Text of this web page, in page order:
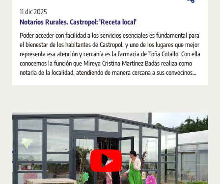
11 dic 2025
Notarios Rurales. Castropol: 'Receta local'
Poder acceder con facilidad a los servicios esenciales es fundamental para
el bienestar de los habitantes de Castropol, y uno de los lugares que mejor
representa esa atención y cercanía es la farmacia de Toña Cotallo. Con ella
conocemos la función que Mireya Cristina Martínez Badás realiza como
notaria de la localidad, atendiendo de manera cercana a sus convecinos